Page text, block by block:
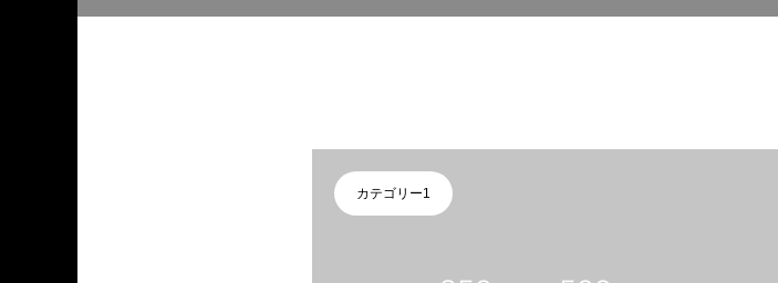
カテゴリー1